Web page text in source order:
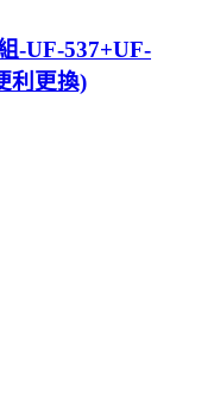
-UF-537+UF-
利更換)